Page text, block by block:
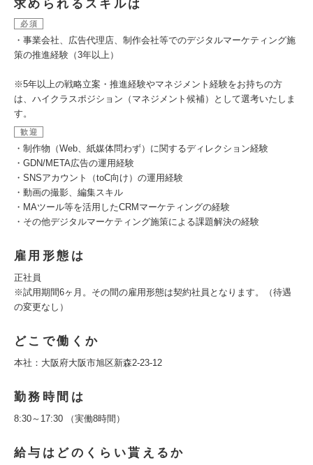
求められるスキルは
必須
・事業会社、広告代理店、制作会社等でのデジタルマーケティング施
策の推進経験（3年以上）
※5年以上の戦略立案・推進経験やマネジメント経験をお持ちの方
は、ハイクラスポジション（マネジメント候補）として選考いたしま
す。
歓迎
・制作物（Web、紙媒体問わず）に関するディレクション経験
・GDN/META広告の運用経験
・SNSアカウント（toC向け）の運用経験
・動画の撮影、編集スキル
・MAツール等を活用したCRMマーケティングの経験
・その他デジタルマーケティング施策による課題解決の経験
雇用形態は
正社員
※試用期間6ヶ月。その間の雇用形態は契約社員となります。（待遇
の変更なし）
どこで働くか
本社：大阪府大阪市旭区新森2-23-12
勤務時間は
8:30～17:30 （実働8時間）
給与はどのくらい貰えるか